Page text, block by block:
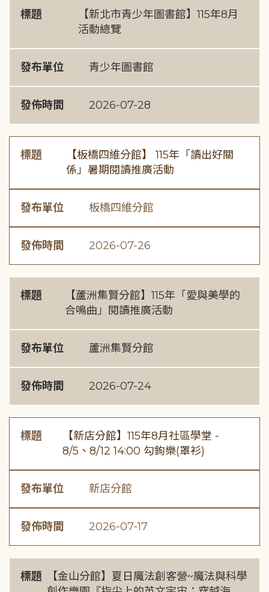
標題
【新北市青少年圖書館】115年8月
活動總覽
發布單位 青少年圖書館
發佈時間 2026-07-28
標題
【板橋四維分館】 115年「讀出好關
係」暑期閱讀推廣活動
發布單位 板橋四維分館
發佈時間 2026-07-26
標題
【蘆洲集賢分館】115年「愛與美學的
合鳴曲」閱讀推廣活動
發布單位 蘆洲集賢分館
發佈時間 2026-07-24
標題
【新店分館】115年8月社區學堂 -
8/5、8/12 14:00 勾鉤樂(罩衫)
發布單位 新店分館
發佈時間 2026-07-17
標題
【金山分館】夏日魔法創客營~魔法與科學